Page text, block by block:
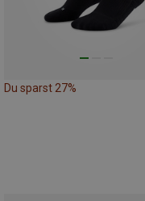
Du sparst 27%